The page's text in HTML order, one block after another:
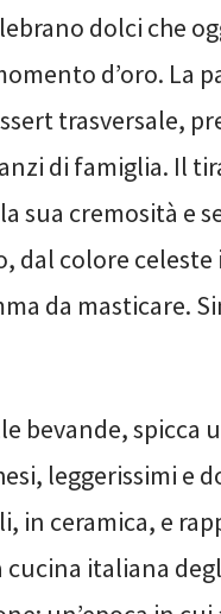
dolci che
d’oro. La
trasversale,
di famiglia. Il
sua cremosità e
dal colore
da masticare.
bevande, spicca
leggerissimi e
in ceramica, e
cucina italiana